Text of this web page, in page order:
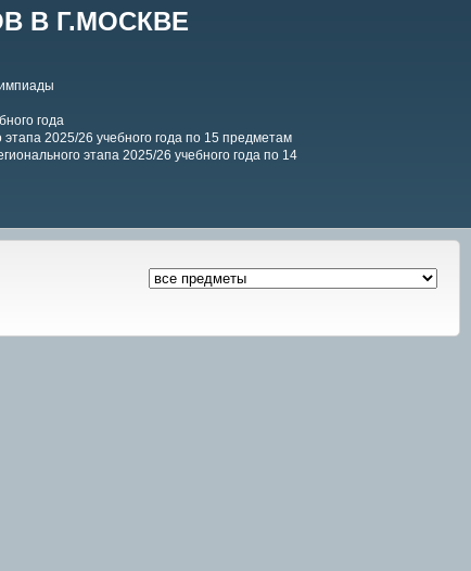
В Г.МОСКВЕ
года
2025/26 учебного года по 15 предметам
этапа 2025/26 учебного года по 14